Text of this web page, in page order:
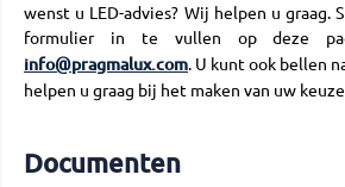
wenst u LED-advies? Wij helpen u graag.
formulier in te vullen op deze
info@pragmalux.com. U kunt ook bellen
helpen u graag bij het maken van uw
Documenten